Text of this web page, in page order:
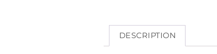
DESCRIPTION